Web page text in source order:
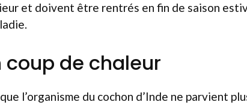
et doivent être rentrés en fin de saison
coup de chaleur
l’organisme du cochon d’Inde ne parvient